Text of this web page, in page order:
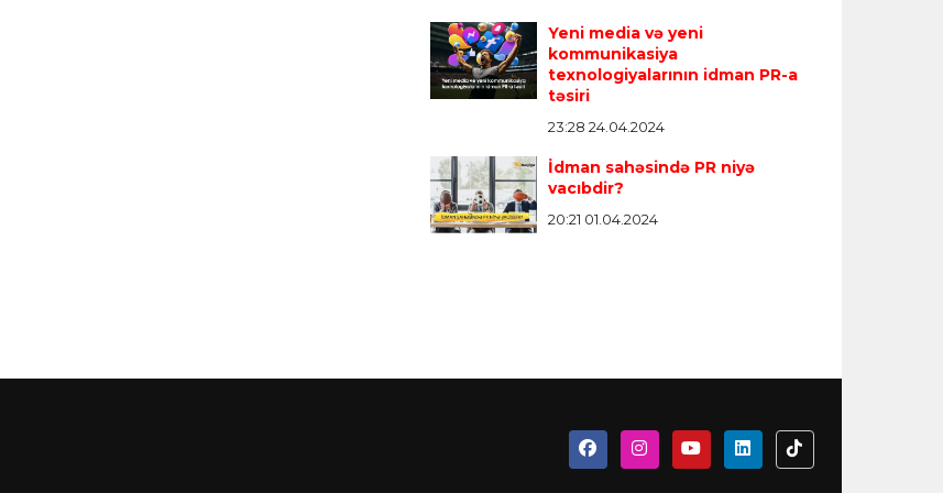
Yeni media və yeni
kommunikasiya
texnologiyalarının idman PR-a
təsiri
23:28 24.04.2024
İdman sahəsində PR niyə
vacıbdir?
20:21 01.04.2024